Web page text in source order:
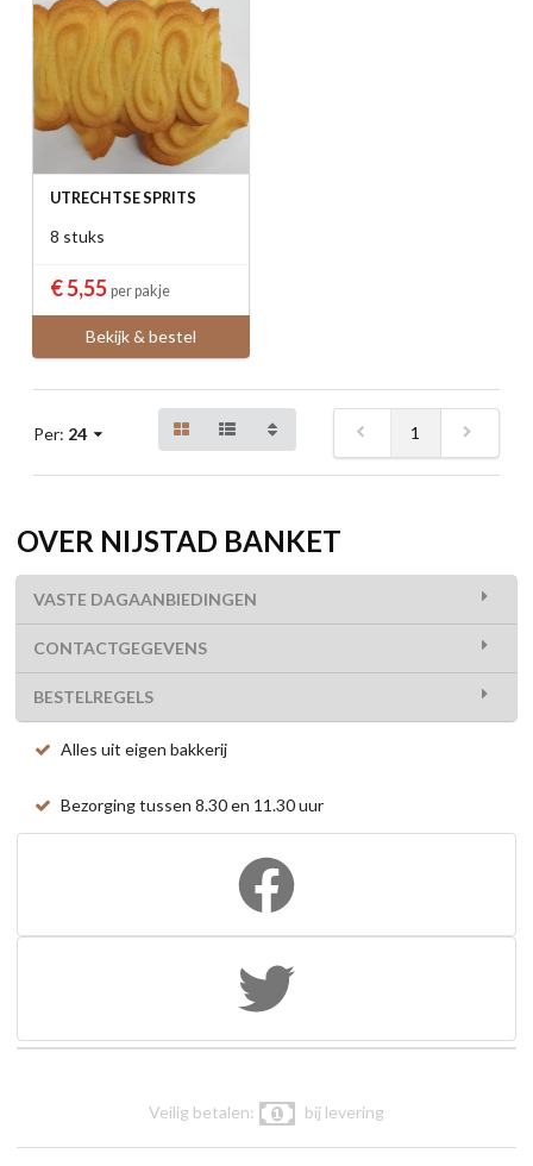
UTRECHTSE SPRITS
8 stuks
€ 5,55 per pakje
Bekijk & bestel
Per: 24 1
OVER NIJSTAD BANKET
VASTE DAGAANBIEDINGEN
CONTACTGEGEVENS
BESTELREGELS
Alles uit eigen bakkerij
Bezorging tussen 8.30 en 11.30 uur
Veilig betalen: bij levering